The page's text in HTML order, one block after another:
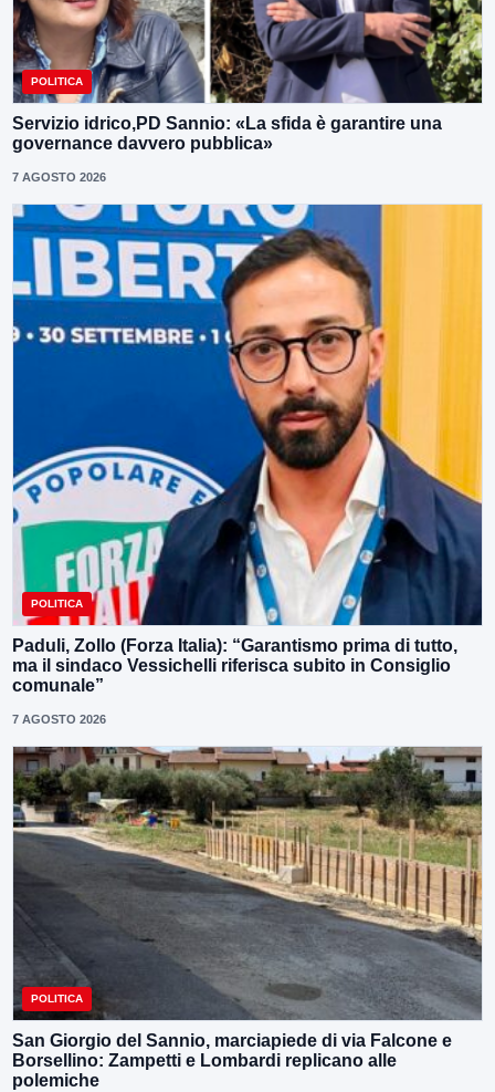
POLITICA
Servizio idrico,PD Sannio: «La sfida è garantire una
governance davvero pubblica»
7 AGOSTO 2026
POLITICA
Paduli, Zollo (Forza Italia): “Garantismo prima di tutto,
ma il sindaco Vessichelli riferisca subito in Consiglio
comunale”
7 AGOSTO 2026
POLITICA
San Giorgio del Sannio, marciapiede di via Falcone e
Borsellino: Zampetti e Lombardi replicano alle
polemiche